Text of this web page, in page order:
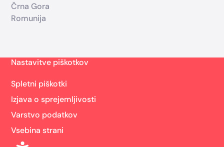
Črna Gora
Romunija
Nastavitve piškotkov
Spletni piškotki
Izjava o sprejemljivosti
Varstvo podatkov
Vsebina strani